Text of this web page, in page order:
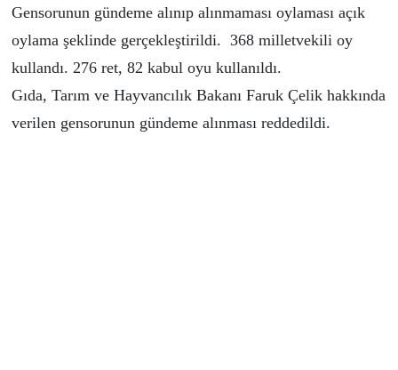
Gensorunun gündeme alınıp alınmaması oylaması açık
oylama şeklinde gerçekleştirildi. 368 milletvekili oy
kullandı. 276 ret, 82 kabul oyu kullanıldı.
Gıda, Tarım ve Hayvancılık Bakanı Faruk Çelik hakkında
verilen gensorunun gündeme alınması reddedildi.